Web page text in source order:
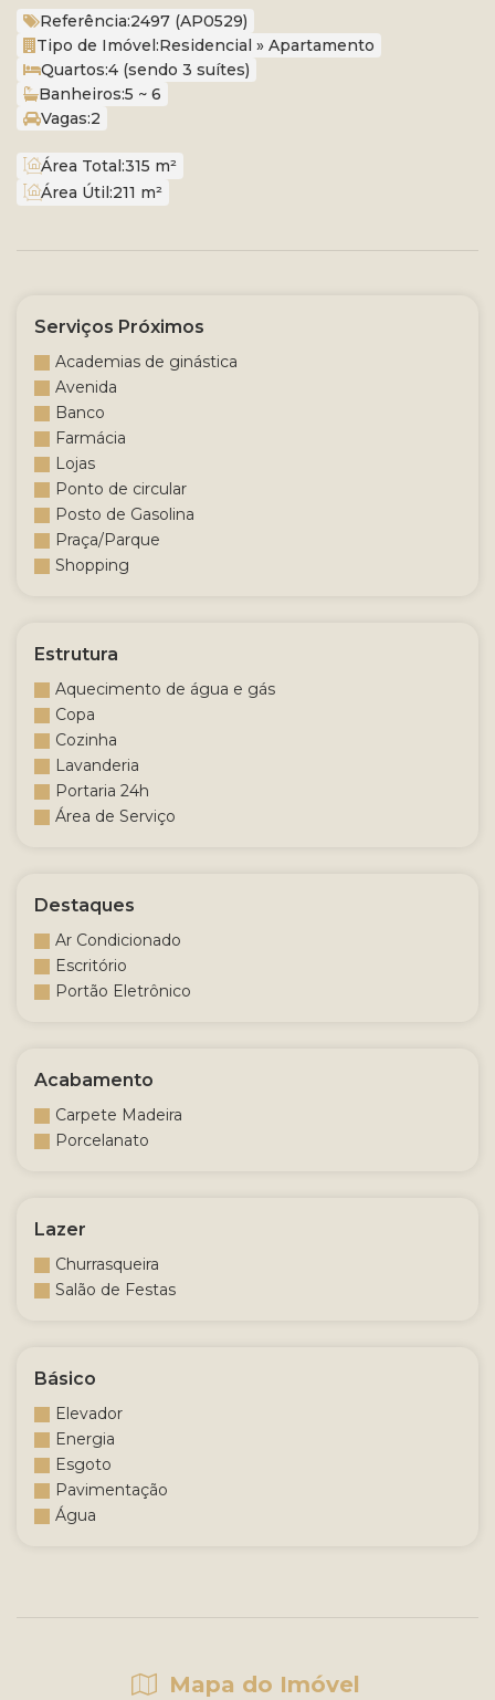
Referência:2497 (AP0529)
Tipo de Imóvel:Residencial » Apartamento
Quartos:4 (sendo 3 suítes)
Banheiros:5 ~ 6
Vagas:2
Área Total:315 m²
Área Útil:211 m²
Serviços Próximos
Academias de ginástica
Avenida
Banco
Farmácia
Lojas
Ponto de circular
Posto de Gasolina
Praça/Parque
Shopping
Estrutura
Aquecimento de água e gás
Copa
Cozinha
Lavanderia
Portaria 24h
Área de Serviço
Destaques
Ar Condicionado
Escritório
Portão Eletrônico
Acabamento
Carpete Madeira
Porcelanato
Lazer
Churrasqueira
Salão de Festas
Básico
Elevador
Energia
Esgoto
Pavimentação
Água
Mapa do Imóvel